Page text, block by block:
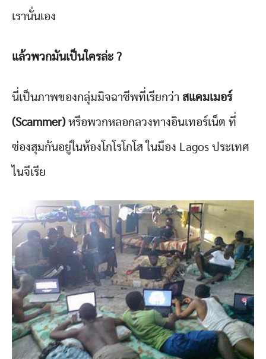
เรานั่นเอง
แล้วพวกมันเป็นใครล่ะ ?
นี่เป็นภาพของกลุ่มมิจฉาชีพที่เรียกว่า สแคมเมอร์
(Scammer)หรือพวกหลอกลวงทางอินเทอร์เน็ต ที่
ซ่องสุมกันอยู่ในห้องโกโรโกโส ในมือง Lagos ประเทศ
ไนจีเรีย